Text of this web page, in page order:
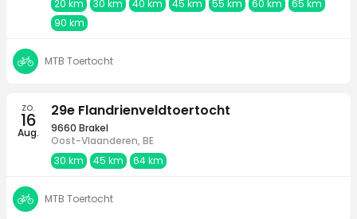
20 km 30 km 40 km 45 km 55 km 60 km
65 km
90 km
MTB Toertocht
zo.
16
Aug.
29e Flandrienveldtoertocht
9660 Brakel
Oost-Vlaanderen, BE
30 km
45 km 64 km
MTB Toertocht